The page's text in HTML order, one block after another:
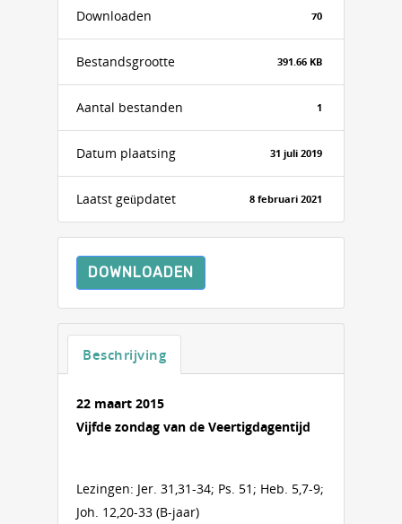
Downloaden 70
Bestandsgrootte 391.66 KB
Aantal bestanden 1
Datum plaatsing 31 juli 2019
Laatst geüpdatet 8 februari 2021
DOWNLOADEN
Beschrijving
22 maart 2015
Vijfde zondag van de Veertigdagentijd
Lezingen: Jer. 31,31-34; Ps. 51; Heb. 5,7-9;
Joh. 12,20-33 (B-jaar)